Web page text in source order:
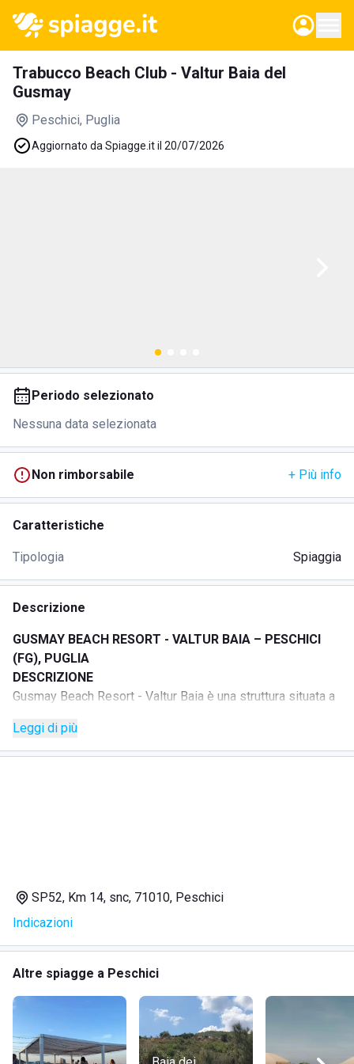
Trabucco Beach Club - Valtur Baia del
Gusmay
Peschici, Puglia
Aggiornato da Spiagge.it il 20/07/2026
Periodo selezionato
Nessuna data selezionata
Non rimborsabile + Più info
Caratteristiche
Tipologia Spiaggia
Descrizione
GUSMAY BEACH RESORT - VALTUR BAIA – PESCHICI
(FG), PUGLIA
DESCRIZIONE
Gusmay Beach Resort - Valtur Baia è una struttura situata a
all’interno del Parco Nazionale del Gargano.
Il resort si sviluppa in un’area di oltre 200 ettari e dispone
SERVIZI
Spiaggia privata
Accesso diretto al mare
Lettini
Piscine
Spa e centro benessere
Ristoranti
Beach bar
Leggi di più
SP52, Km 14, snc, 71010, Peschici
Indicazioni
Altre spiagge a Peschici